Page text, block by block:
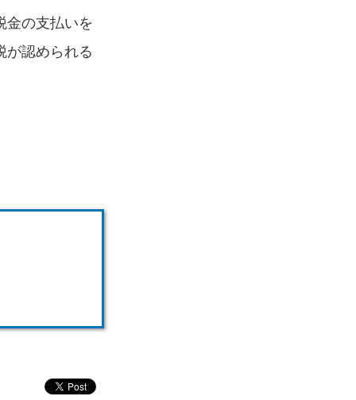
金の支払いを
が認められる